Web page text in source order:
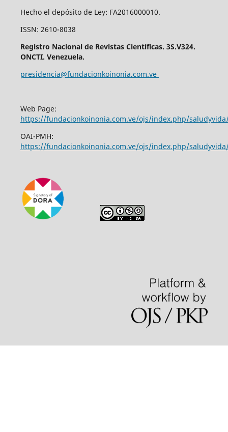
Hecho el depósito de Ley: FA2016000010.
ISSN: 2610-8038
Registro Nacional de Revistas Científicas. 3S.V324.
ONCTI. Venezuela.
presidencia@fundacionkoinonia.com.ve
Web Page:
https://fundacionkoinonia.com.ve/ojs/index.php/
OAI-PMH:
https://fundacionkoinonia.com.ve/ojs/index.php/